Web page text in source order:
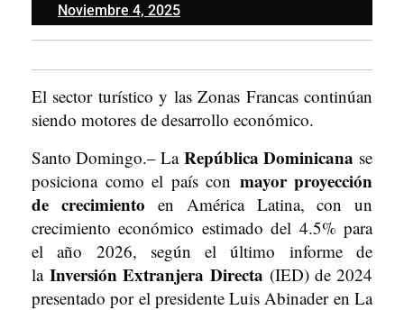
Noviembre 4, 2025Noviembre
4,
El sector turístico y las Zonas Francas continúan
siendo motores de desarrollo económico.
Santo Domingo.– La República Dominicana se
posiciona como el país con mayor proyección
de crecimiento en América Latina, con un
crecimiento económico estimado del 4.5% para
el año 2026, según el último informe de
laInversión Extranjera Directa (IED) de 2024
presentado por el presidente Luis Abinader en La